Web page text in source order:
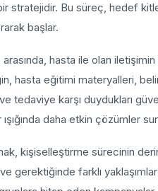
stratejidir. Bu süreç, hedef
başlar.
hasta ile olan
hasta eğitimi materyalleri,
tedaviye karşı duydukları
daha etkin çözümler
kişiselleştirme sürecinin
gerektiğinde farklı